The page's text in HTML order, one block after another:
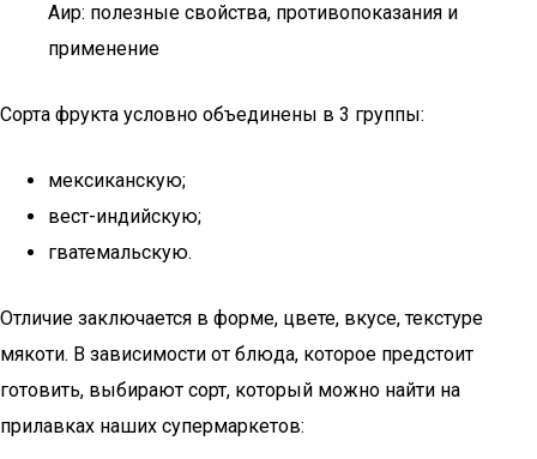
Аир: полезные свойства, противопоказания и
применение
Сорта фрукта условно объединены в 3 группы:
мексиканскую;
вест-индийскую;
гватемальскую.
Отличие заключается в форме, цвете, вкусе, текстуре
мякоти. В зависимости от блюда, которое предстоит
готовить, выбирают сорт, который можно найти на
прилавках наших супермаркетов: